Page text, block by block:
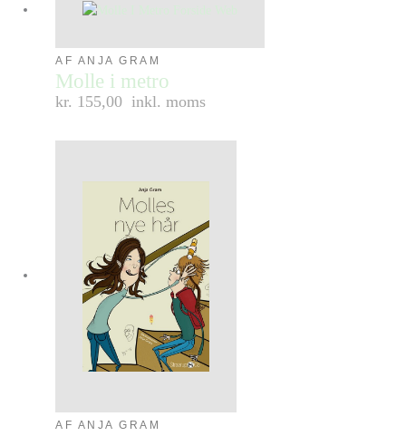
AF ANJA GRAM
Molle i metro
kr. 155,00 inkl. moms
AF ANJA GRAM